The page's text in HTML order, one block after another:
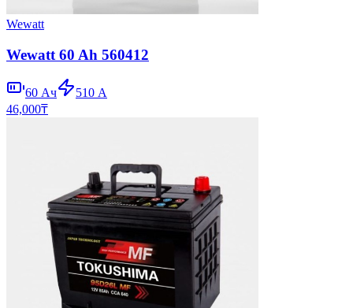
Wewatt
Wewatt 60 Ah 560412
60 Ач 510 А
46,000₸